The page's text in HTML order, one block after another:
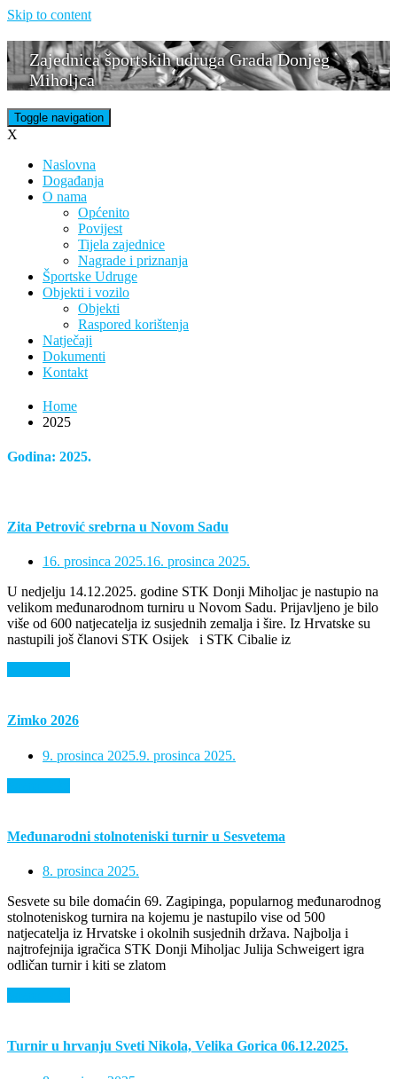
Skip to content
Zajednica športskih udruga Grada Donjeg
Miholjca
Toggle navigation
X
Naslovna
Događanja
O nama
Općenito
Povijest
Tijela zajednice
Nagrade i priznanja
Športske Udruge
Objekti i vozilo
Objekti
Raspored korištenja
Natječaji
Dokumenti
Kontakt
Home
2025
Godina: 2025.
Zita Petrović srebrna u Novom Sadu
16. prosinca 2025.16. prosinca 2025.
U nedjelju 14.12.2025. godine STK Donji Miholjac je nastupio na
velikom međunarodnom turniru u Novom Sadu. Prijavljeno je bilo
više od 600 natjecatelja iz susjednih zemalja i šire. Iz Hrvatske su
nastupili još članovi STK Osijek i STK Cibalie iz
Zimko 2026
9. prosinca 2025.9. prosinca 2025.
Međunarodni stolnoteniski turnir u Sesvetema
8. prosinca 2025.
Sesvete su bile domaćin 69. Zagipinga, popularnog međunarodnog
stolnoteniskog turnira na kojemu je nastupilo vise od 500
natjecatelja iz Hrvatske i okolnih susjednih država. Najbolja i
najtrofejnija igračica STK Donji Miholjac Julija Schweigert igra
odličan turnir i kiti se zlatom
Turnir u hrvanju Sveti Nikola, Velika Gorica 06.12.2025.